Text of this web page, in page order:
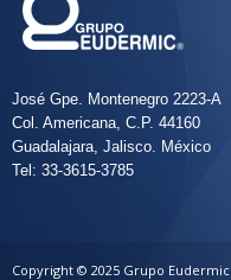
José Gpe. Montenegro 2223-A
Col. Americana, C.P. 44160
Guadalajara, Jalisco. México
Tel: 33-3615-3785
Copyright © 2025 Grupo Eudermic